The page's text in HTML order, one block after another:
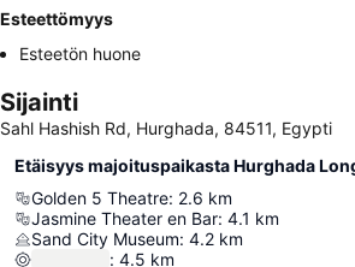
Esteettömyys
Esteetön huone
Sijainti
Sahl Hashish Rd, Hurghada, 84511, Egypti
Etäisyys majoituspaikasta Hurghada
Golden 5 Theatre: 2.6 km
Jasmine Theater en Bar: 4.1 km
Sand City Museum: 4.2 km
: 4.5 km